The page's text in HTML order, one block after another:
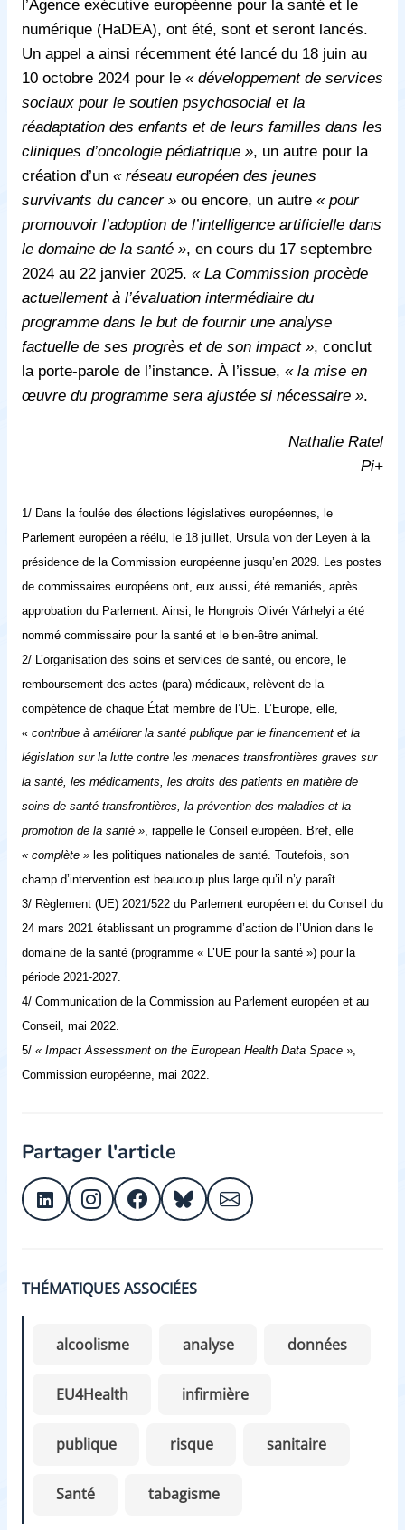
l’Agence exécutive européenne pour la santé et le
numérique (HaDEA), ont été, sont et seront lancés.
Un appel a ainsi récemment été lancé du 18 juin au
10 octobre 2024 pour le « développement de services
sociaux pour le soutien psychosocial et la
réadaptation des enfants et de leurs familles dans les
cliniques d’oncologie pédiatrique », un autre pour la
création d’un « réseau européen des jeunes
survivants du cancer » ou encore, un autre « pour
promouvoir l’adoption de l’intelligence artificielle dans
le domaine de la santé », en cours du 17 septembre
2024 au 22 janvier 2025. « La Commission procède
actuellement à l’évaluation intermédiaire du
programme dans le but de fournir une analyse
factuelle de ses progrès et de son impact », conclut
la porte-parole de l’instance. À l’issue, « la mise en
œuvre du programme sera ajustée si nécessaire ».
Nathalie Ratel
Pi+
1/ Dans la foulée des élections législatives européennes, le
Parlement européen a réélu, le 18 juillet, Ursula von der Leyen à la
présidence de la Commission européenne jusqu’en 2029. Les postes
de commissaires européens ont, eux aussi, été remaniés, après
approbation du Parlement. Ainsi, le Hongrois Olivér Várhelyi a été
nommé commissaire pour la santé et le bien-être animal.
2/ L’organisation des soins et services de santé, ou encore, le
remboursement des actes (para) médicaux, relèvent de la
compétence de chaque État membre de l’UE. L’Europe, elle,
« contribue à améliorer la santé publique par le financement et la
législation sur la lutte contre les menaces transfrontières graves sur
la santé, les médicaments, les droits des patients en matière de
soins de santé transfrontières, la prévention des maladies et la
promotion de la santé » , rappelle le Conseil européen. Bref, elle
« complète » les politiques nationales de santé. Toutefois, son
champ d’intervention est beaucoup plus large qu’il n’y paraît.
3/ Règlement (UE) 2021/522 du Parlement européen et du Conseil du
24 mars 2021 établissant un programme d’action de l’Union dans le
domaine de la santé (programme « L’UE pour la santé ») pour la
période 2021-2027.
4/ Communication de la Commission au Parlement européen et au
Conseil, mai 2022.
5/ « Impact Assessment on the European Health Data Space »
Commission européenne, mai 2022.
Partager l'article
THÉMATIQUES ASSOCIÉES
alcoolisme analyse données
EU4Health infirmière
publique risque sanitaire
Santé tabagisme